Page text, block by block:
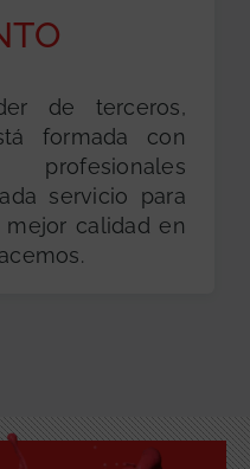
de terceros,
formada con
servicio para
calidad en